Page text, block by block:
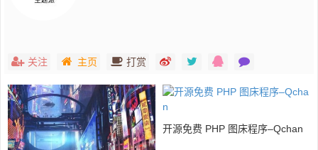
关注 主页 打赏
开源免费 PHP 图床程序–Qchan